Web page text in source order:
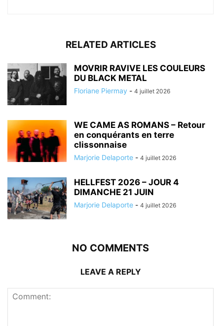
RELATED ARTICLES
MOVRIR RAVIVE LES COULEURS
DU BLACK METAL
Floriane Piermay - 4 juillet 2026
WE CAME AS ROMANS – Retour
en conquérants en terre
clissonnaise
Marjorie Delaporte - 4 juillet 2026
HELLFEST 2026 – JOUR 4
DIMANCHE 21 JUIN
Marjorie Delaporte - 4 juillet 2026
NO COMMENTS
LEAVE A REPLY